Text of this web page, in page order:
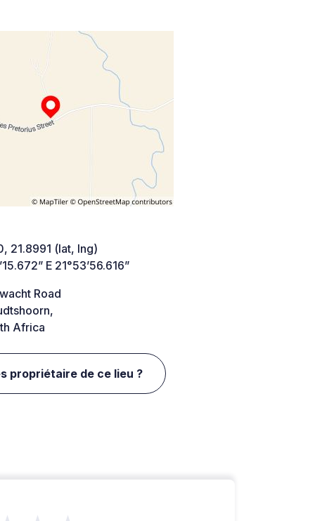
21.8991 (lat, lng)
E 21°53’56.616”
Road
Africa
propriétaire de ce lieu ?